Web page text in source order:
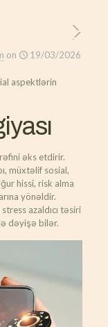
on 19/03/2026
aspektlərin
əks etdirir.
müxtəlif sosial,
hissi, risk alma
yönəldir.
azaldıcı təsiri
dəyişə bilər.